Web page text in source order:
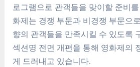
로그램으로 관객들을 맞이할 준비
화제는 경쟁 부문과 비경쟁 부문으
향의 관객들을 만족시킬 수 있도록
섹션명 전면 개편을 통해 영화제의
게 드러내고 있습니다.